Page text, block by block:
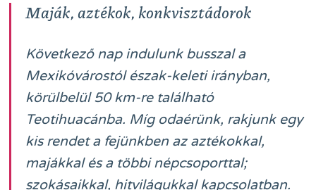
Maják, aztékok,konkvisztádorok
Következő nap indulunk busszal a
Mexikóvárostól észak-keleti irányban,
körülbelül 50 km-re található
Teotihuacánba. Míg odaérünk, rakjunk egy
kis rendet a fejünkben az aztékokkal,
majákkal és a többi népcsoporttal;
szokásaikkal, hitvilágukkal kapcsolatban.